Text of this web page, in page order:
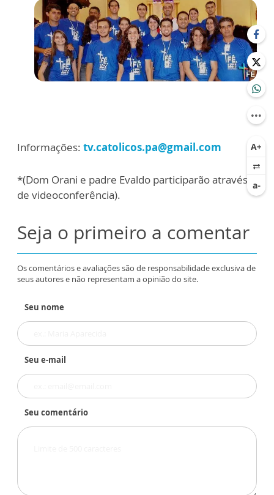
Informações: tv.catolicos.pa@gmail.com
*(Dom Orani e padre Evaldo participarão através
de videoconferência).
Seja o primeiro a comentar
Os comentários e avaliações são de responsabilidade exclusiva de
seus autores e não representam a opinião do site.
Seu nome
Seu e-mail
Seu comentário